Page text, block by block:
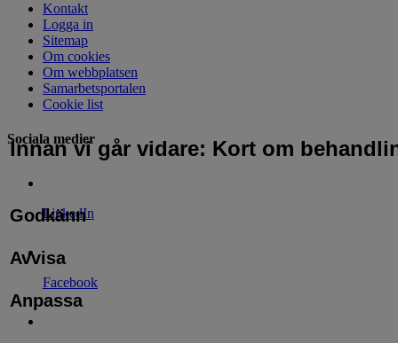
Innan vi går vidare: Kort om
Anpassa
Avvisa
Godkänn
Kontakt
Logga in
Sitemap
Om cookies
Om webbplatsen
Samarbetsportalen
Cookie list
Sociala medier
LinkedIn
Facebook